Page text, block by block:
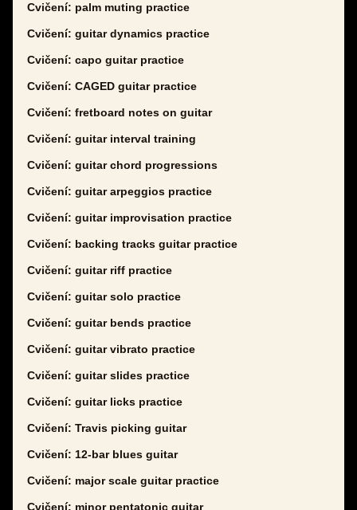
Cvičení: palm muting practice
Cvičení: guitar dynamics practice
Cvičení: capo guitar practice
Cvičení: CAGED guitar practice
Cvičení: fretboard notes on guitar
Cvičení: guitar interval training
Cvičení: guitar chord progressions
Cvičení: guitar arpeggios practice
Cvičení: guitar improvisation practice
Cvičení: backing tracks guitar practice
Cvičení: guitar riff practice
Cvičení: guitar solo practice
Cvičení: guitar bends practice
Cvičení: guitar vibrato practice
Cvičení: guitar slides practice
Cvičení: guitar licks practice
Cvičení: Travis picking guitar
Cvičení: 12-bar blues guitar
Cvičení: major scale guitar practice
Cvičení: minor pentatonic guitar